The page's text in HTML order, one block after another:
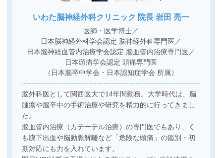
いわた脳神経外科クリニック 院長 岩田 亮一
医師・医学博士／
日本脳神経外科学会認定 脳神経外科専門医／
日本脳神経血管内治療学会認定 脳血管内治療専門医／
日本頭痛学会認定 頭痛専門医
（日本脳卒中学会・日本認知症学会 所属）
脳外科医として関西医大で14年間勤務。大学時代は、脳
腫瘍や脳卒中の手術治療や研究を精力的に行ってきまし
た。
脳血管内治療（カテーテル治療）の専門医でもあり、く
も膜下出血や脳動脈解離など「危険な頭痛」の鑑別・初
期対応にも力を入れています。